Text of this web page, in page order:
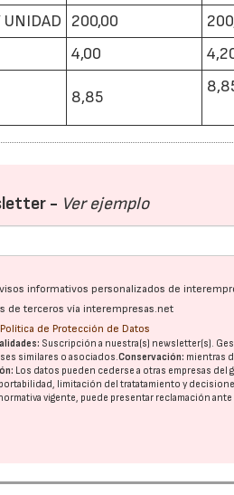
200,00
4,00
8,85
- Ver ejemplo
informativos personalizados de
de terceros vía interempresas.net
Política de Protección de Datos
Suscripción a nuestra(s) newsletter(s).
similares o asociados.Conservación: mientras
Los datos pueden cederse a otras empresas del
limitación del tratatamiento y
vigente, puede presentar reclamación